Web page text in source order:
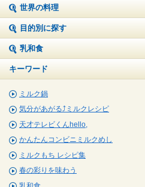
世界の料理
目的別に探す
乳和食
キーワード
ミルク鍋
気分があがる⤴ミルクレシピ
天才テレビくんhello,
かんたんコンビニミルクめし
ミルクもち レシピ集
春の彩りを味わう